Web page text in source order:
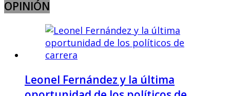
OPINIÓN
Leonel Fernández y la última